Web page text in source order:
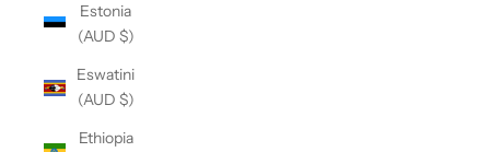
Estonia
(AUD $)
Eswatini
(AUD $)
Ethiopia